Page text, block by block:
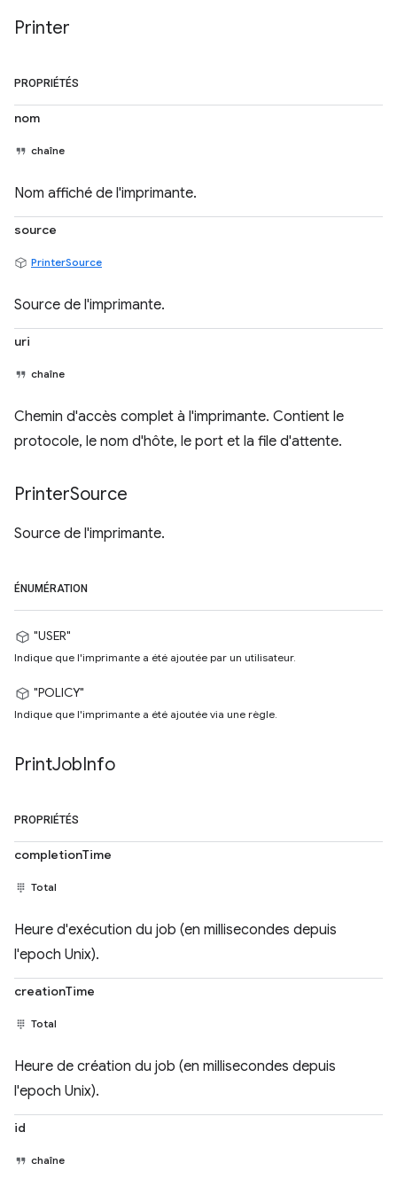
Printer
PROPRIÉTÉS
nom
chaîne
Nom affiché de l'imprimante.
source
PrinterSource
Source de l'imprimante.
uri
chaîne
Chemin d'accès complet à l'imprimante. Contient le
protocole, le nom d'hôte, le port et la file d'attente.
PrinterSource
Source de l'imprimante.
ÉNUMÉRATION
"USER"
Indique que l'imprimante a été ajoutée par un utilisateur.
"POLICY"
Indique que l'imprimante a été ajoutée via une règle.
PrintJobInfo
PROPRIÉTÉS
completionTime
Total
Heure d'exécution du job (en millisecondes depuis
l'epoch Unix).
creationTime
Total
Heure de création du job (en millisecondes depuis
l'epoch Unix).
id
chaîne